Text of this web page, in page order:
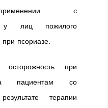
с
у лиц пожилого
псориазе.
осторожность при
пациентам со
терапии